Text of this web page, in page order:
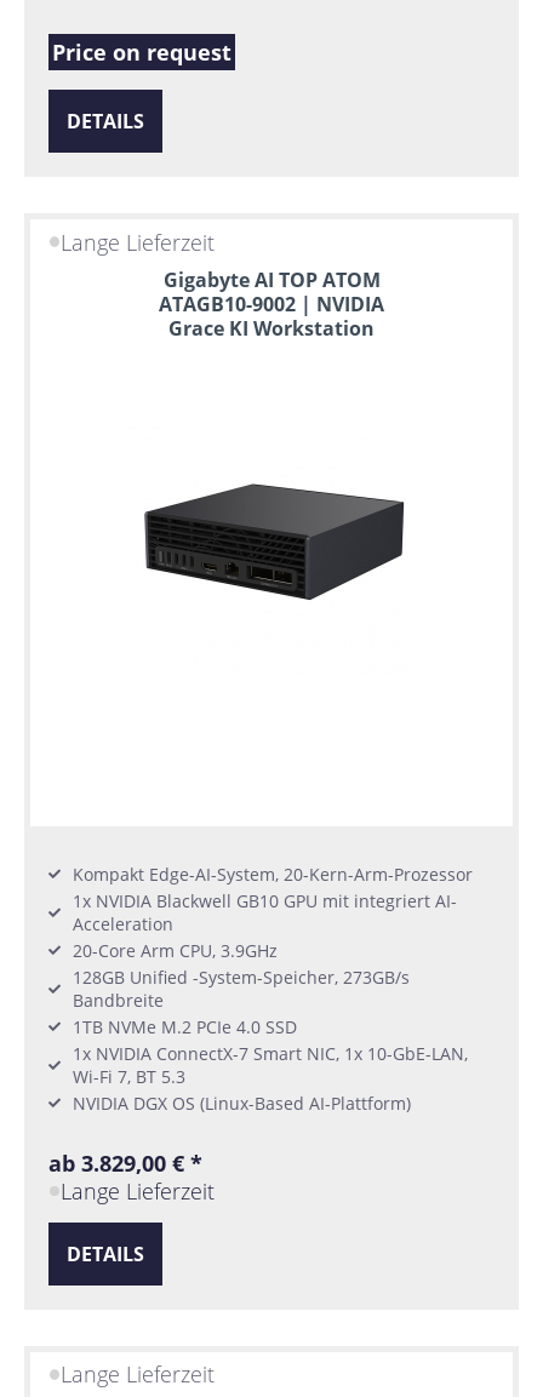
Price on request
DETAILS
Lange Lieferzeit
Gigabyte AI TOP ATOM
ATAGB10-9002 | NVIDIA
Grace KI Workstation
Kompakt Edge-AI-System, 20-Kern-Arm-Prozessor
1x NVIDIA Blackwell GB10 GPU mit integriert AI-
Acceleration
20-Core Arm CPU, 3.9GHz
128GB Unified -System-Speicher, 273GB/s
Bandbreite
1TB NVMe M.2 PCIe 4.0 SSD
1x NVIDIA ConnectX-7 Smart NIC, 1x 10-GbE-LAN,
Wi-Fi 7, BT 5.3
NVIDIA DGX OS (Linux-Based AI-Plattform)
ab 3.829,00 € *
Lange Lieferzeit
DETAILS
Lange Lieferzeit